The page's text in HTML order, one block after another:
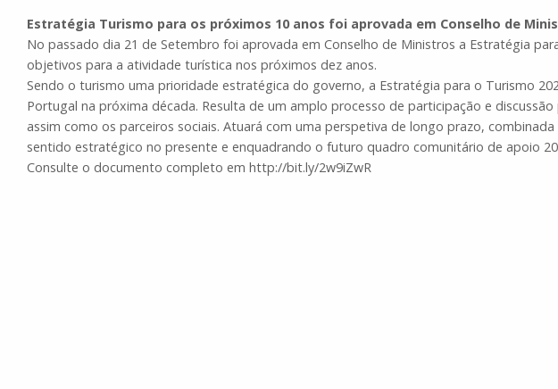
Estratégia Turismo para os próximos 10 anos foi aprovada em Conselho de
No passado dia 21 de Setembro foi aprovada em Conselho de Ministros a Estratégia
objetivos para a atividade turística nos próximos dez anos.
Sendo o turismo uma prioridade estratégica do governo, a Estratégia para o Turismo
Portugal na próxima década. Resulta de um amplo processo de participação e
assim como os parceiros sociais. Atuará com uma perspetiva de longo prazo,
sentido estratégico no presente e enquadrando o futuro quadro comunitário de apoio
Consulte o documento completo em http://bit.ly/2w9iZwR